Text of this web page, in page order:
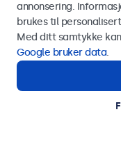
Artikkelnr.:24HD7M
Eller
Kontakt våre
annonsering.
brukes til
Med ditt samtykke
Google bruker data.